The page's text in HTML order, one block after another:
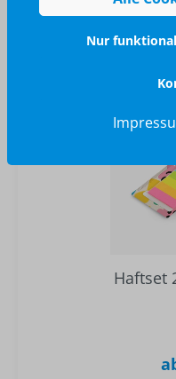
Haftset
Nur